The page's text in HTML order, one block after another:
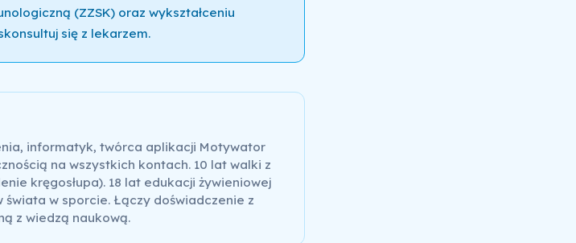
(ZZSK) oraz wykształceniu
się z lekarzem.
informatyk, twórca aplikacji Motywator
na wszystkich kontach. 10 lat walki z
kręgosłupa). 18 lat edukacji żywieniowej
świata w sporcie. Łączy doświadczenie z
z wiedzą naukową.